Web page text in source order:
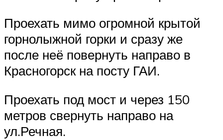
Проехать мимо огромной крытой
горнолыжной горки и сразу же
после неё повернуть направо в
Красногорск на посту ГАИ.
Проехать под мост и через 150
метров свернуть направо на
ул.Речная.